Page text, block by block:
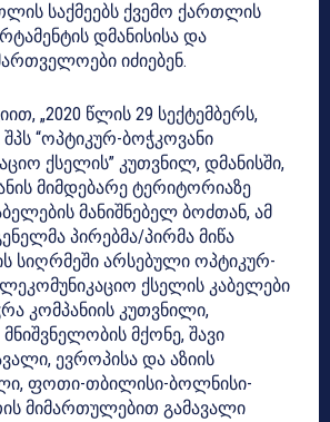
საქმეებს ქვემო ქართლის
დმანისისა და
იძიებენ.
„2020 წლის 29 სექტემბერს,
შპს “ოპტიკურ-ბოჭკოვანი
ქსელის” კუთვნილ, დმანისში,
მიმდებარე ტერიტორიაზე
მანიშნებელ ბოძთან, ამ
პირებმა/პირმა მიწა
სიღრმეში არსებული ოპტიკურ-
ქსელის კაბელები
კომპანიის კუთვნილი,
მქონე, შავი
ევროპისა და აზიის
ფოთი-თბილისი-ბოლნისი-
მიმართულებით გამავალი